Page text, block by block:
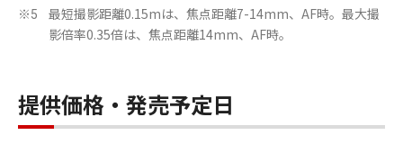
※5
最短撮影距離0.15mは、焦点距離7-14mm、AF時。最大撮
影倍率0.35倍は、焦点距離14mm、AF時。
提供価格・発売予定日